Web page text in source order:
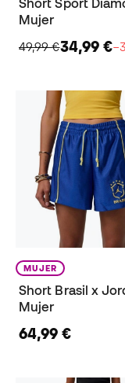
Mujer
49,99 €34,99 €
MUJER
Short Brasil x
Mujer
64,99 €